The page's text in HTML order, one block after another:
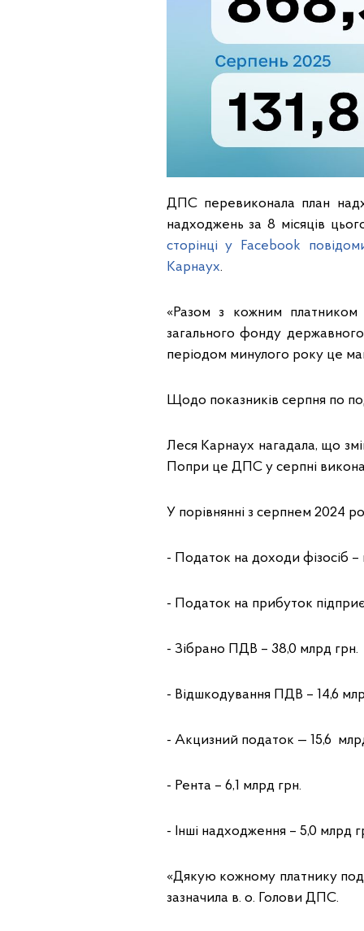
ДПС перевиконала план
надходжень за 8 місяців
сторінці у Facebook
Карнаух.
«Разом з кожним платником
загального фонду
періодом минулого року це
Щодо показників серпня по
Леся Карнаух нагадала, що
Попри це ДПС у серпні
У порівнянні з серпнем 2024
- Податок на доходи фізосіб
- Податок на прибуток
- Зібрано ПДВ – 38,0 млрд грн.
- Відшкодування ПДВ – 14,6
- Акцизний податок — 15,6
- Рента – 6,1 млрд грн.
- Інші надходження – 5,0 млрд
«Дякую кожному платнику
зазначила в. о. Голови ДПС.